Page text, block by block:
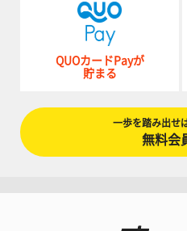
QUOカードPayが
貯まる
一歩を踏み出せ
無料会